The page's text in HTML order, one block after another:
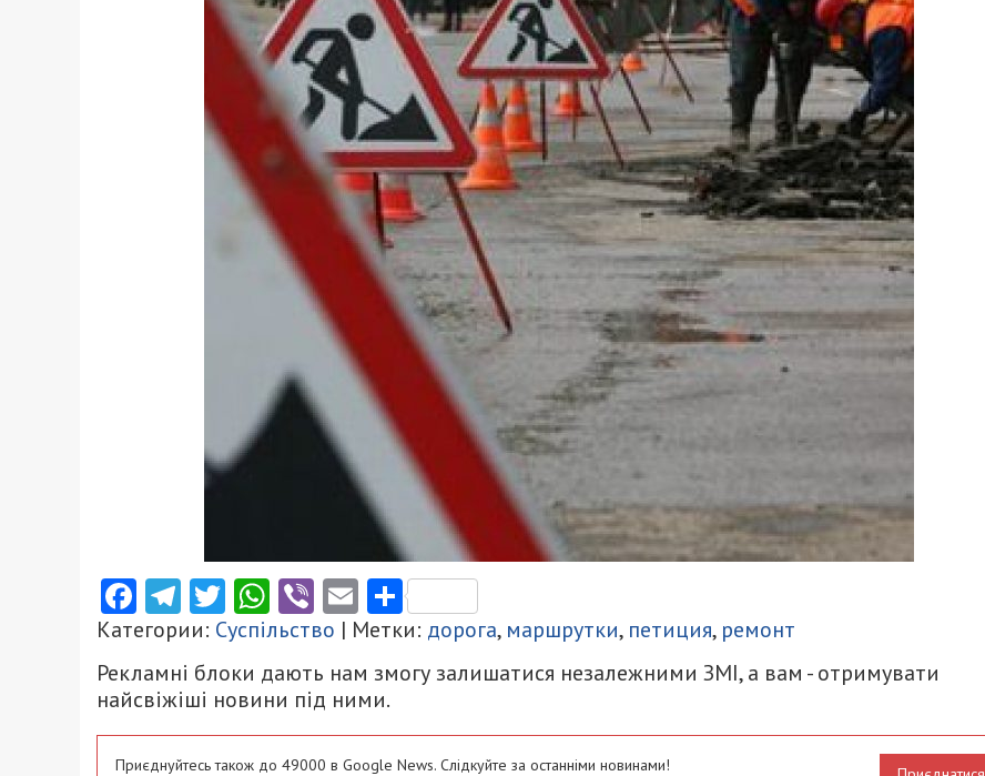
Facebook
Telegram
Twitter
WhatsApp
ViberEmailПоділитися
Категории: Суспільство | Метки: дорога, маршрутки, петиция, ремонт
Рекламні блоки дають нам змогу залишатися незалежними ЗМІ, а вам - отримувати
найсвіжіші новини під ними.
Приєднуйтесь також до 49000 в Google News. Слідкуйте за останніми новинами!